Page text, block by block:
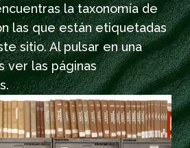
la taxonomía de
las que están etiquetadas
sitio. Al pulsar en una
ver las páginas